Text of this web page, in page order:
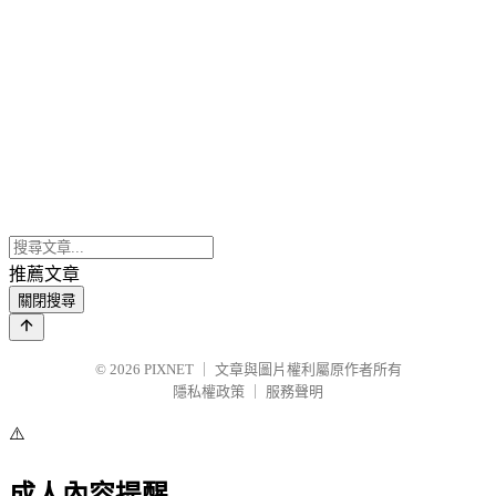
推薦文章
關閉搜尋
© 2026 PIXNET
文章與圖片權利屬原作者所有
隱私權政策
服務聲明
⚠️